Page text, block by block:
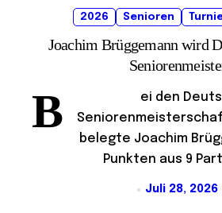
2026 Senioren
Joachim Brüggemann wird
B
ei den
belegte Joachim
Punkten aus 9
Juli 28, 2026